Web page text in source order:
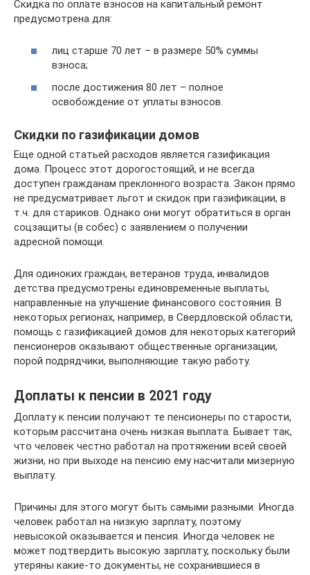
Скидка по оплате взносов на капитальный ремонт
предусмотрена для:
лиц старше 70 лет – в размере 50% суммы
взноса;
после достижения 80 лет – полное
освобождение от уплаты взносов.
Скидки по газификации домов
Еще одной статьей расходов является газификация
дома. Процесс этот дорогостоящий, и не всегда
доступен гражданам преклонного возраста. Закон прямо
не предусматривает льгот и скидок при газификации, в
т.ч. для стариков. Однако они могут обратиться в орган
соцзащиты (в собес) с заявлением о получении
адресной помощи.
Для одиноких граждан, ветеранов труда, инвалидов
детства предусмотрены единовременные выплаты,
направленные на улучшение финансового состояния. В
некоторых регионах, например, в Свердловской области,
помощь с газификацией домов для некоторых категорий
пенсионеров оказывают общественные организации,
порой подрядчики, выполняющие такую работу.
Доплаты к пенсии в 2021 году
Доплату к пенсии получают те пенсионеры по старости,
которым рассчитана очень низкая выплата. Бывает так,
что человек честно работал на протяжении всей своей
жизни, но при выходе на пенсию ему насчитали мизерную
выплату.
Причины для этого могут быть самыми разными. Иногда
человек работал на низкую зарплату, поэтому
невысокой оказывается и пенсия. Иногда человек не
может подтвердить высокую зарплату, поскольку были
утеряны какие-то документы, не сохранившиеся в